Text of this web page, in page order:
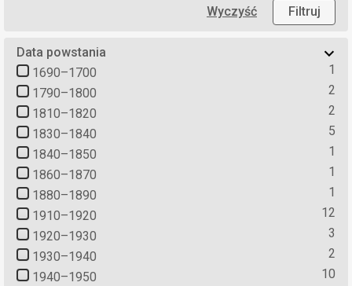
Wyczyść
Filtruj
Data powstania
1690–1700
1
1790–1800
2
1810–1820
2
1830–1840
5
1840–1850
1
1860–1870
1
1880–1890
1
1910–1920
12
1920–1930
3
1930–1940
2
1940–1950
10